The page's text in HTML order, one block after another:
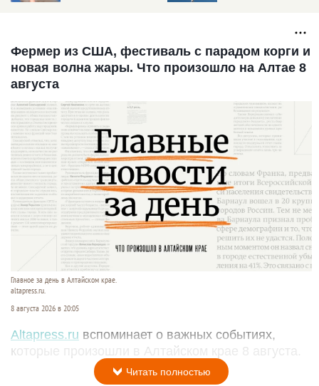
Фермер из США, фестиваль с парадом корги и
новая волна жары. Что произошло на Алтае 8
августа
Главное за день в Алтайском крае.
altapress.ru.
8 августа 2026 в 20:05
Altapress.ru вспоминает о важных событиях,
которые произошли в Алтайском крае 8 августа.
Читать полностью